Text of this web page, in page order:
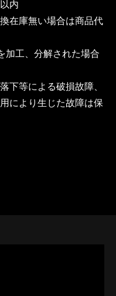
内
在庫無い場合は商品代
加工、分解された場合
下等による破損故障、
により生じた故障は保